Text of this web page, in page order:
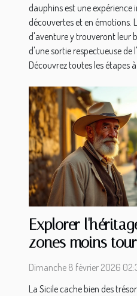
dauphins est une expérience
découvertes et en émotions.
d'aventure y trouveront leur
d'une sortie respectueuse de
Découvrez toutes les étapes à
Explorer
zones moins
Sicile
Dimanche 8 février 2026
La Sicile cache bien des